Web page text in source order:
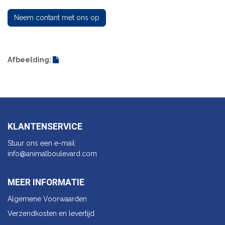
Neem contant met ons op
Afbeelding:
KLANTENSERVICE
Stuur ons een e-mail:
info@animalbo​ulevard.com
MEER INFORMATIE
Algemene Voorwaarden
Verzendkosten en levertijd